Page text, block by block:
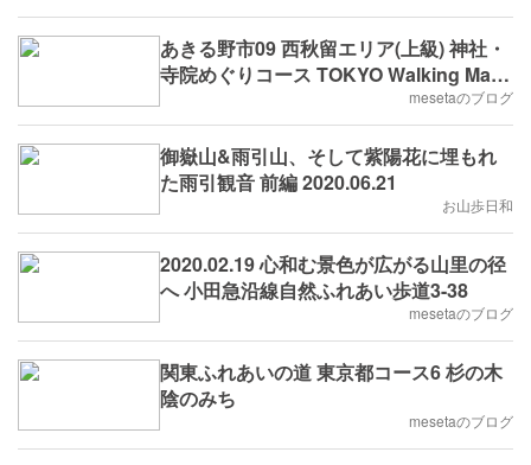
あきる野市09 西秋留エリア(上級) 神社・
寺院めぐりコース TOKYO Walking Map
mesetaのブログ
御嶽山&雨引山、そして紫陽花に埋もれ
た雨引観音 前編 2020.06.21
お山歩日和
2020.02.19 心和む景色が広がる山里の径
へ 小田急沿線自然ふれあい歩道3-38
mesetaのブログ
関東ふれあいの道 東京都コース6 杉の木
陰のみち
mesetaのブログ